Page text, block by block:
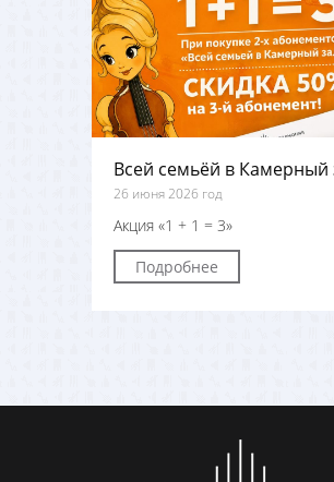
Всей семьёй в Камерный
26 июня 2026 год
Акция «1 + 1 = 3»
Подробнее